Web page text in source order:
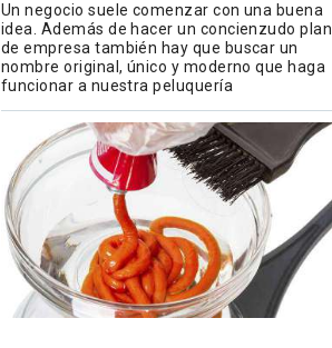
Un negocio suele comenzar con una buena
idea. Además de hacer un concienzudo plan
de empresa también hay que buscar un
nombre original, único y moderno que haga
funcionar a nuestra peluquería